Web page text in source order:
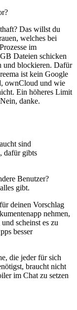
Das willst du
welches bei
im
Dateien schicken
und blockieren. Dafür
ist kein Google
ownCloud und wie
Ein höheres Limit
danke.
sind
dafür gibts
Benutzer?
gibt.
deinen Vorschlag
nehmen,
scheinst es zu
besser
die jeder für sich
braucht nicht
im Chat zu setzen